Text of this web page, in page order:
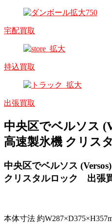
宅配買取
持込買取
出張買取
中央区でベルソス
高速製氷機 クリス
中央区でベルソス
クリスタルロック 出張
本体寸法 約